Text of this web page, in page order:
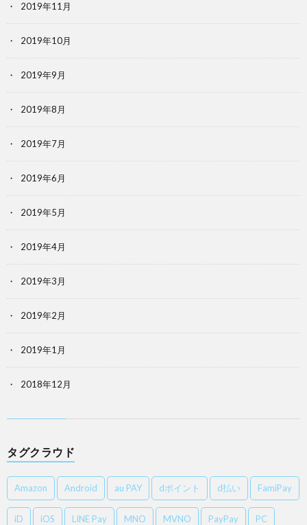
2019年11月
2019年10月
2019年9月
2019年8月
2019年7月
2019年6月
2019年5月
2019年4月
2019年3月
2019年2月
2019年1月
2018年12月
タグクラウド
Amazon Android au PAY dポイント d払い FamiPay
iD iOS LINE Pay MNO MVNO PayPay PC